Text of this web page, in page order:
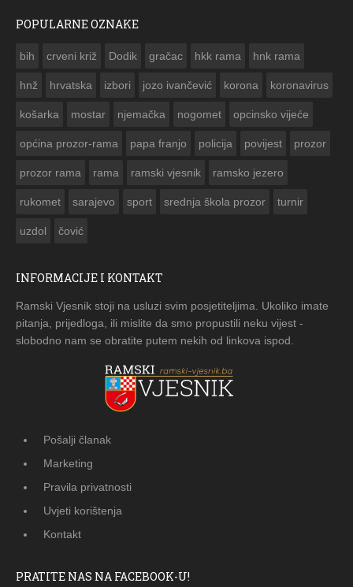
POPULARNE OZNAKE
bih crveni križ Dodik gračac hkk rama hnk rama
hnž hrvatska izbori jozo ivančević korona koronavirus
košarka mostar njemačka nogomet opcinsko vijeće
općina prozor-rama papa franjo policija povijest prozor
prozor rama rama ramski vjesnik ramsko jezero
rukomet sarajevo sport srednja škola prozor turnir
uzdol čović
INFORMACIJE I KONTAKT
Ramski Vjesnik stoji na usluzi svim posjetiteljima. Ukoliko imate
pitanja, prijedloga, ili mislite da smo propustili neku vijest -
slobodno nam se obratite putem nekih od linkova ispod.
Pošalji članak
Marketing
Pravila privatnosti
Uvjeti korištenja
Kontakt
PRATITE NAS NA FACEBOOK-U!